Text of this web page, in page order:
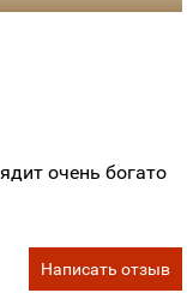
очень богато
Написать отзыв